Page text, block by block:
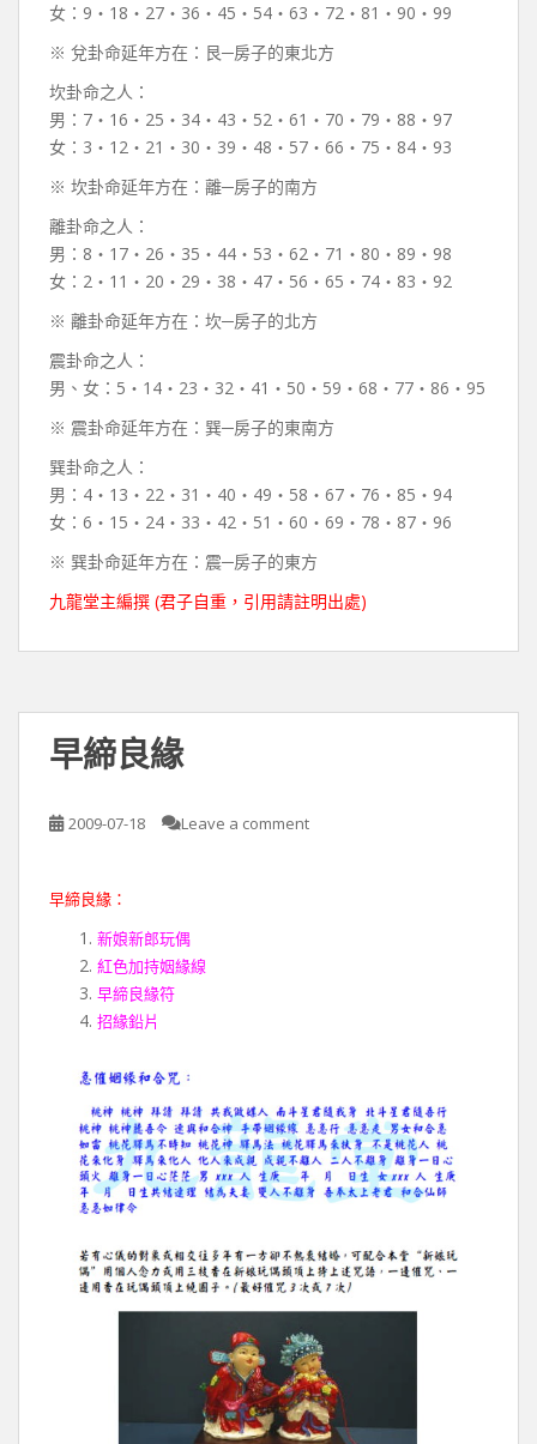
女：9‧18‧27‧36‧45‧54‧63‧72‧81‧90‧99
※ 兌卦命延年方在：艮─房子的東北方
坎卦命之人：
男：7‧16‧25‧34‧43‧52‧61‧70‧79‧88‧97
女：3‧12‧21‧30‧39‧48‧57‧66‧75‧84‧93
※ 坎卦命延年方在：離─房子的南方
離卦命之人：
男：8‧17‧26‧35‧44‧53‧62‧71‧80‧89‧98
女：2‧11‧20‧29‧38‧47‧56‧65‧74‧83‧92
※ 離卦命延年方在：坎─房子的北方
震卦命之人：
男、女：5‧14‧23‧32‧41‧50‧59‧68‧77‧86‧95
※ 震卦命延年方在：巽─房子的東南方
巽卦命之人：
男：4‧13‧22‧31‧40‧49‧58‧67‧76‧85‧94
女：6‧15‧24‧33‧42‧51‧60‧69‧78‧87‧96
※ 巽卦命延年方在：震─房子的東方
九龍堂主編撰 (君子自重，引用請註明出處)
早締良緣
2009-07-18 Leave a comment
早締良緣：
新娘新郎玩偶
紅色加持姻緣線
早締良緣符
招緣鉛片